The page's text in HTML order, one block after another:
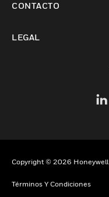
CONTACTO
LEGAL
Copyright © 2026
Términos Y Condiciones